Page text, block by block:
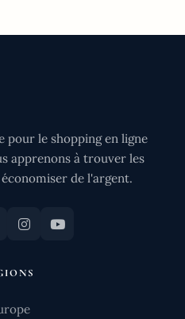
pour le shopping en ligne
apprenons à trouver les
de l'argent.